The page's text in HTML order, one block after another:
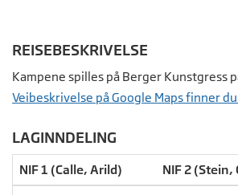
REISEBESKRIVELSE
Kampene spilles på Berger Kunstgress
Veibeskrivelse på Google Maps finner
LAGINNDELING
NIF 1 (Calle, Arild) NIF 2